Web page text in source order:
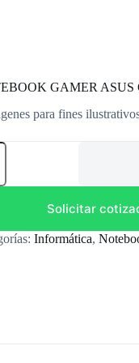
GAMER ASUS
para fines
15/144HZ/8/512/
Solicitar
Informática,